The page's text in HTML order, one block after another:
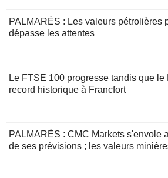
PALMARÈS : Les valeurs pétrolières
dépasse les attentes
Le FTSE 100 progresse tandis que le
record historique à Francfort
PALMARÈS : CMC Markets s'envole
de ses prévisions ; les valeurs